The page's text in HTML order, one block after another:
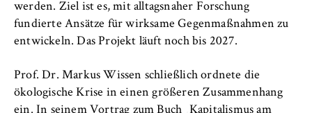
werden. Ziel ist es, mit alltagsnaher Forschung
fundierte Ansätze für wirksame Gegenmaßnahmen zu
entwickeln. Das Projekt läuft noch bis 2027.
Prof. Dr. Markus Wissen schließlich ordnete die
ökologische Krise in einen größeren Zusammenhang
ein. In seinem Vortrag zum Buch
Kapitalismus am